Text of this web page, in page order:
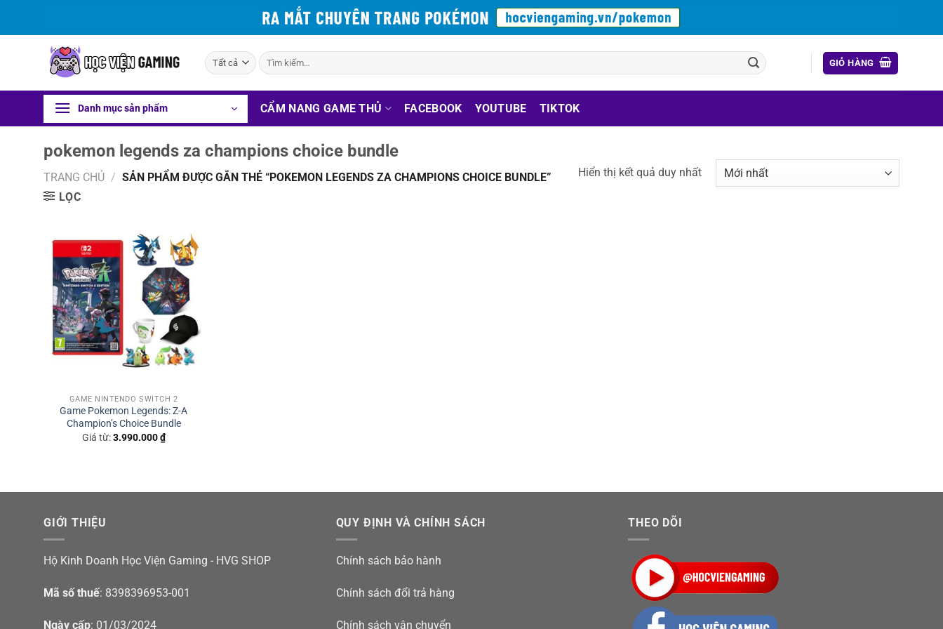
Tìm
kiếm:
GIỎ HÀNG
Danh mục sản phẩm CẨM NANG GAME THỦ FACEBOOK YOUTUBE TIKTOK
pokemon legends za champions choice bundle
TRANG CHỦ / SẢN PHẨM ĐƯỢC GẮN THẺ “POKEMON LEGENDS ZA CHAMPIONS CHOICE BUNDLE”
LỌC
Hiển thị kết quả duy nhất
GAME NINTENDO SWITCH 2
Game Pokemon Legends: Z-A
Champion’s Choice Bundle
Giá từ:3.990.000₫
GIỚI THIỆU
Hộ Kinh Doanh Học Viện Gaming - HVG SHOP
Mã số thuế: 8398396953-001
Ngày cấp: 01/03/2024
QUY ĐỊNH VÀ CHÍNH SÁCH
Chính sách bảo hành
Chính sách đổi trả hàng
Chính sách vận chuyển
THEO DÕI